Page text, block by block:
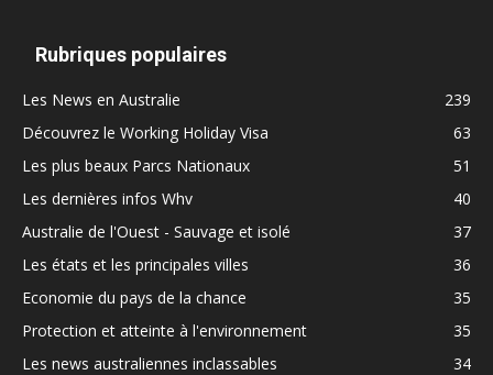
Rubriques populaires
Les News en Australie
239
Découvrez le Working Holiday Visa
63
Les plus beaux Parcs Nationaux
51
Les dernières infos Whv
40
Australie de l'Ouest - Sauvage et isolé
37
Les états et les principales villes
36
Economie du pays de la chance
35
Protection et atteinte à l'environnement
35
Les news australiennes inclassables
34